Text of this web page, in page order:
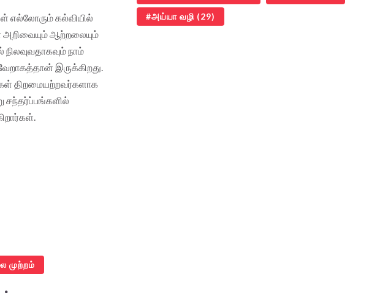
எல்லோரும் கல்வியில்
ஆற்றலையும்
நாம்
இருக்கிறது.
திறமையற்றவர்களாக
சந்தர்ப்பங்களில்
முற்றம்
அய்யா வழி (29)